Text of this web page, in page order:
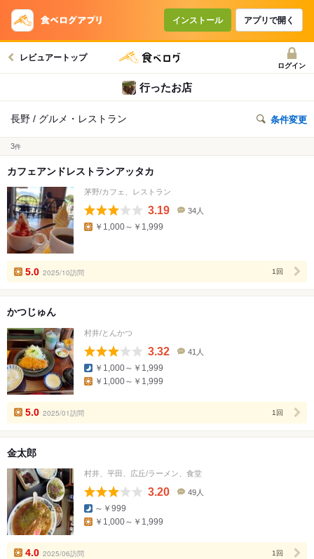
インストール アプリで開く
レビュアートップ
ログイン
行ったお店
長野 / グルメ・レストラン 条件変更
3件
カフェアンドレストランアッタカ
茅野/カフェ、レストラン
3.19
数
34人
￥1,000～￥1,999
5.0 2025/10訪問 1回
かつじゅん
村井/とんかつ
3.32
数
41人
￥1,000～￥1,999
￥1,000～￥1,999
5.0 2025/01訪問 1回
金太郎
村井、平田、広丘/ラーメン、食堂
3.20
数
49人
～￥999
￥1,000～￥1,999
4.0 2025/06訪問 1回